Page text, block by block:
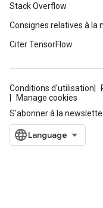
Stack Overflow
Consignes relatives à la
Citer TensorFlow
Conditions d'utilisation
Manage cookies
S'abonner à la